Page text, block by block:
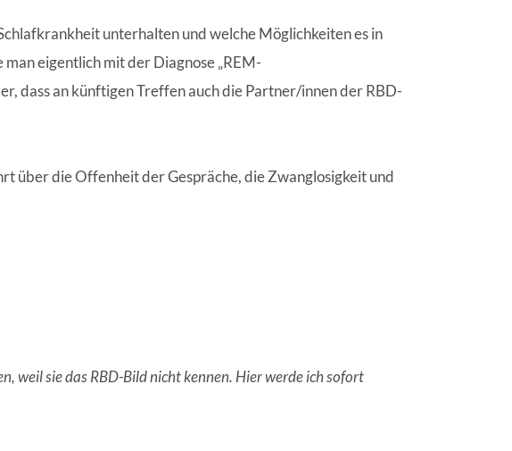
unterhalten und welche Möglichkeiten es in
eigentlich mit der Diagnose „REM-
dass an künftigen Treffen auch die Partner/innen der RBD-
über die Offenheit der Gespräche, die Zwanglosigkeit und
weil sie das RBD-Bild nicht kennen. Hier werde ich sofort